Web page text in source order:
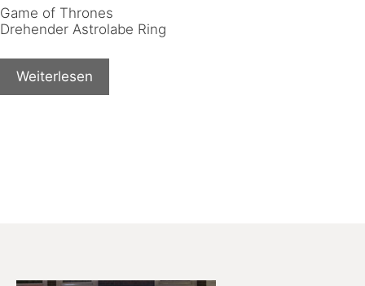
Game of Thrones
Drehender Astrolabe Ring
Weiterlesen